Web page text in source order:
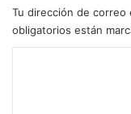
Tu dirección de correo
obligatorios están